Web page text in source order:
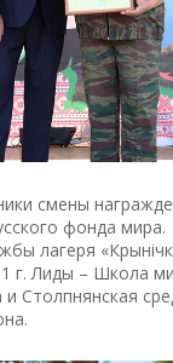
смены
фонда
лагеря
г. Лиды – Школа
Столпнянская